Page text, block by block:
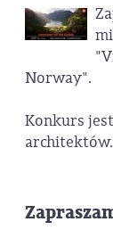
Norway".
Konkurs